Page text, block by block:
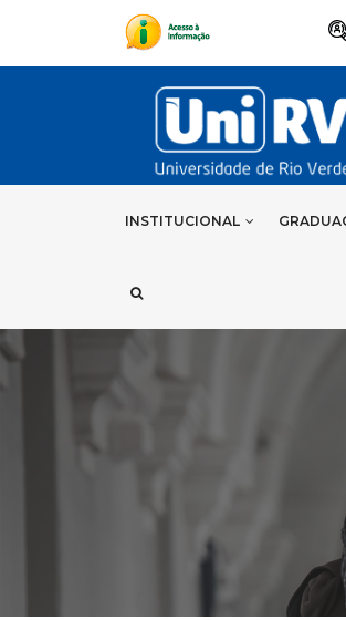
INSTITUCIONAL